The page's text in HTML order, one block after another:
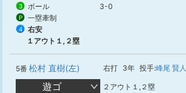
3 ボール 3-0
P 一塁牽制
4
右安
１アウト１,２塁
5番 松村 直樹(左) 右打 3年 投手:峰尾 賢人
遊ゴ ２アウト１,２塁